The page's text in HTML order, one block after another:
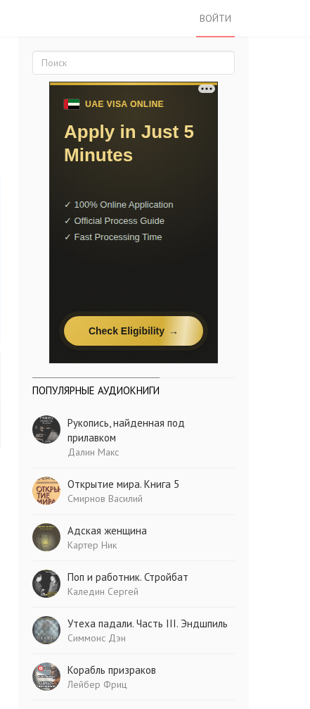
ВОЙТИ
ПОПУЛЯРНЫЕ АУДИОКНИГИ
Рукопись, найденная под
прилавком
Далин Макс
Открытие мира. Книга 5
Смирнов Василий
Адская женщина
Картер Ник
Поп и работник. Стройбат
Каледин Сергей
Утеха падали. Часть III. Эндшпиль
Симмонс Дэн
Корабль призраков
Лейбер Фриц